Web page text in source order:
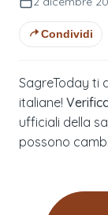
Condividi
SagreToday ti
italiane!
ufficiali della
possono